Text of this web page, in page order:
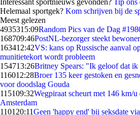
Interessant sportnieuws gevonden? Tip ons
Helemaal sportgek? Kom schrijven bij de
Meest gelezen
4935315:09Random Pics van de Dag
168709:46PostNL-bezorger steekt
163412:42VS: kans op Russische aanval
munitietekort wordt probleem
154713:26Britney Spears: "Ik geloof dat ik
116012:28Broer 135 keer gestoken en
voor doodslag Gouda
115109:32Wegpiraat scheurt met 146 km/
Amsterdam
1101 20:11Geen 'happy end' bij seksdate